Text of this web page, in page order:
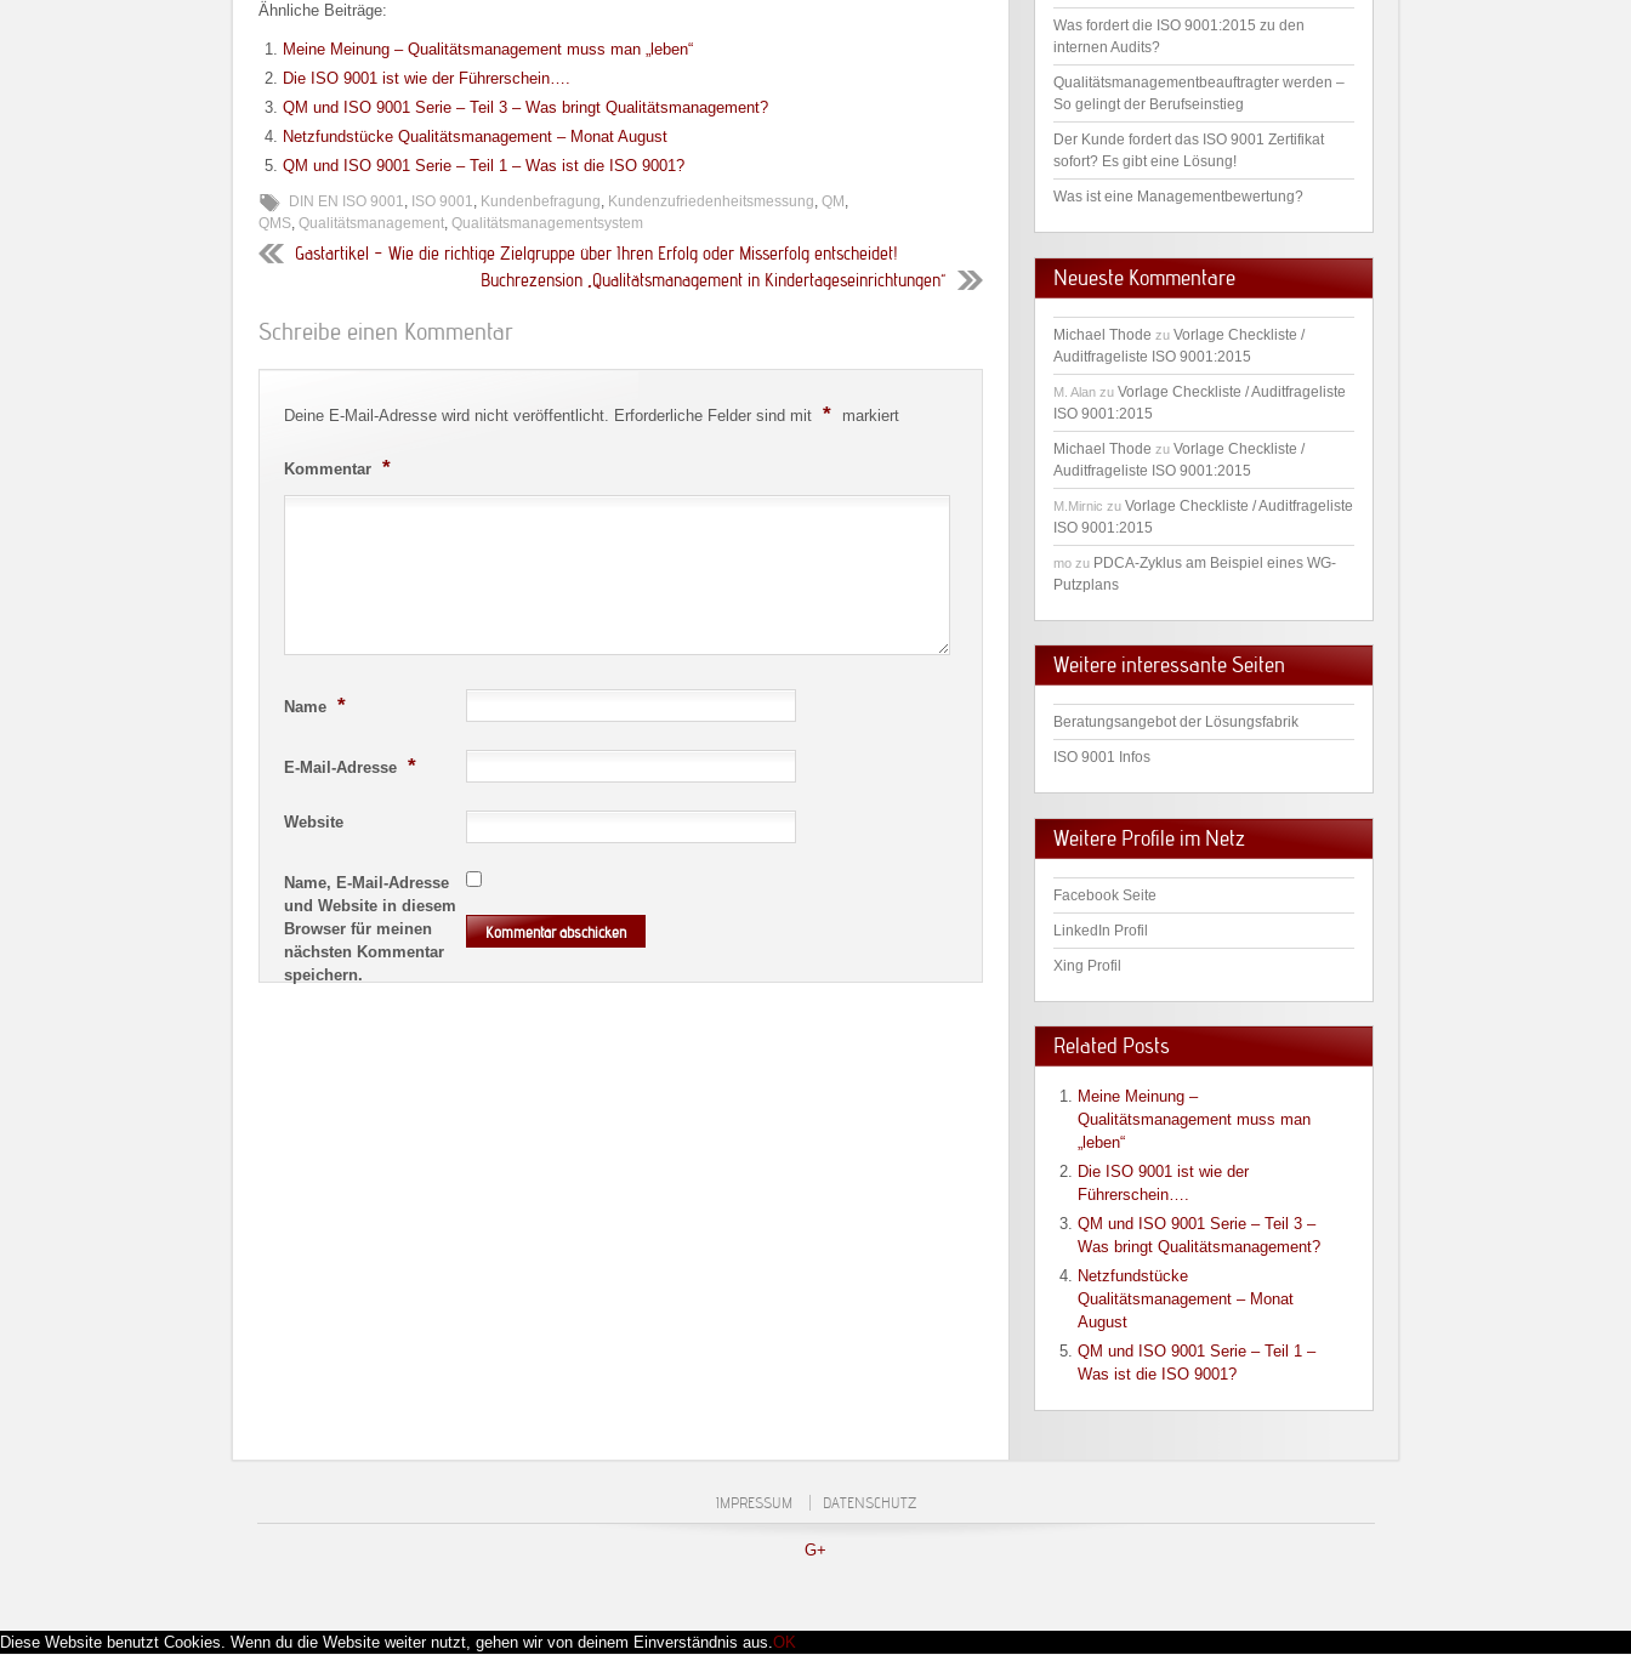
Ähnliche Beiträge:
Meine Meinung – Qualitätsmanagement muss man „leben“
Die ISO 9001 ist wie der Führerschein….
QM und ISO 9001 Serie – Teil 3 – Was bringt Qualitätsmanagement?
Netzfundstücke Qualitätsmanagement – Monat August
QM und ISO 9001 Serie – Teil 1 – Was ist die ISO 9001?
DIN EN ISO 9001, ISO 9001, Kundenbefragung, Kundenzufriedenheitsmessung, QM ,
QMS, Qualitätsmanagement, Qualitätsmanagementsystem
Gastartikel – Wie die richtige Zielgruppe über Ihren Erfolg oder Misserfolg entscheidet!
Buchrezension „Qualitätsmanagement in Kindertageseinrichtungen“
Schreibe einen Kommentar
Deine E-Mail-Adresse wird nicht veröffentlicht. Erforderliche Felder sind mit * markiert
Kommentar *
Name *
E-Mail-Adresse *
Website
Name, E-Mail-Adresse
und Website in diesem
Browser für meinen
nächsten Kommentar
speichern.
Was fordert die ISO 9001:2015 zu den
internen Audits?
Qualitätsmanagementbeauftragter werden –
So gelingt der Berufseinstieg
Der Kunde fordert das ISO 9001 Zertifikat
sofort? Es gibt eine Lösung!
Was ist eine Managementbewertung?
Neueste Kommentare
Michael Thode zu Vorlage Checkliste /
Auditfrageliste ISO 9001:2015
M. Alan zu Vorlage Checkliste / Auditfrageliste
ISO 9001:2015
Michael Thode zu Vorlage Checkliste /
Auditfrageliste ISO 9001:2015
M.Mirnic zu Vorlage Checkliste / Auditfrageliste
ISO 9001:2015
mo zu PDCA-Zyklus am Beispiel eines WG-
Putzplans
Weitere interessante Seiten
Beratungsangebot der Lösungsfabrik
ISO 9001 Infos
Weitere Profile im Netz
Facebook Seite
LinkedIn Profil
Xing Profil
Related Posts
Meine Meinung –
Qualitätsmanagement muss man
„leben“
Die ISO 9001 ist wie der
Führerschein….
QM und ISO 9001 Serie – Teil 3 –
Was bringt Qualitätsmanagement?
Netzfundstücke
Qualitätsmanagement – Monat
August
QM und ISO 9001 Serie – Teil 1 –
Was ist die ISO 9001?
IMPRESSUM DATENSCHUTZ
G+
Diese Website benutzt Cookies. Wenn du die Website weiter nutzt, gehen wir von deinem Einverständnis aus. OK